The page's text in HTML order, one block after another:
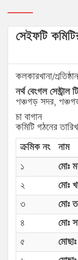
সেইফটি
কলকারখানা/
নর্থ বেংগল সেন্ট্রাল
পঞ্চগড় সদর,
চা বাগান
কমিটি গঠনের
ক্রমিক নং
নাম
১
মোঃ
২
মোঃ
৩
মোঃ
৪
মোঃ
৫